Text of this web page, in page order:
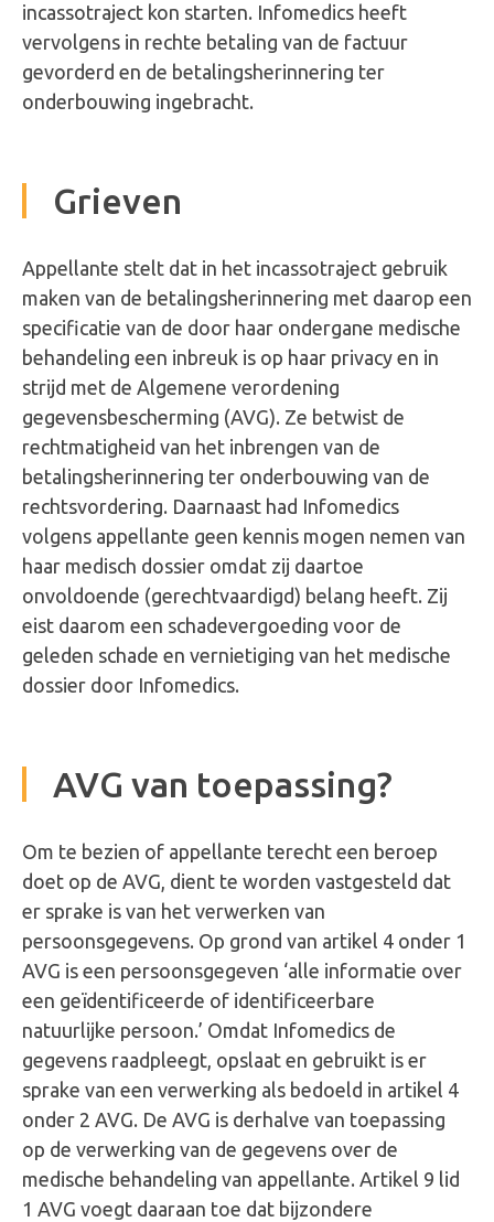
incassotraject kon starten. Infomedics heeft
vervolgens in rechte betaling van de factuur
gevorderd en de betalingsherinnering ter
onderbouwing ingebracht.
Grieven
Appellante stelt dat in het incassotraject gebruik
maken van de betalingsherinnering met daarop een
specificatie van de door haar ondergane medische
behandeling een inbreuk is op haar privacy en in
strijd met de Algemene verordening
gegevensbescherming (AVG). Ze betwist de
rechtmatigheid van het inbrengen van de
betalingsherinnering ter onderbouwing van de
rechtsvordering. Daarnaast had Infomedics
volgens appellante geen kennis mogen nemen van
haar medisch dossier omdat zij daartoe
onvoldoende (gerechtvaardigd) belang heeft. Zij
eist daarom een schadevergoeding voor de
geleden schade en vernietiging van het medische
dossier door Infomedics.
AVG van toepassing?
Om te bezien of appellante terecht een beroep
doet op de AVG, dient te worden vastgesteld dat
er sprake is van het verwerken van
persoonsgegevens. Op grond van artikel 4 onder 1
AVG is een persoonsgegeven ‘alle informatie over
een geïdentificeerde of identificeerbare
natuurlijke persoon.’ Omdat Infomedics de
gegevens raadpleegt, opslaat en gebruikt is er
sprake van een verwerking als bedoeld in artikel 4
onder 2 AVG. De AVG is derhalve van toepassing
op de verwerking van de gegevens over de
medische behandeling van appellante. Artikel 9 lid
1 AVG voegt daaraan toe dat bijzondere